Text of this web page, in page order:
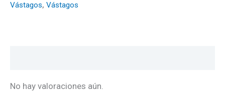
Vástagos, Vástagos
No hay valoraciones aún.